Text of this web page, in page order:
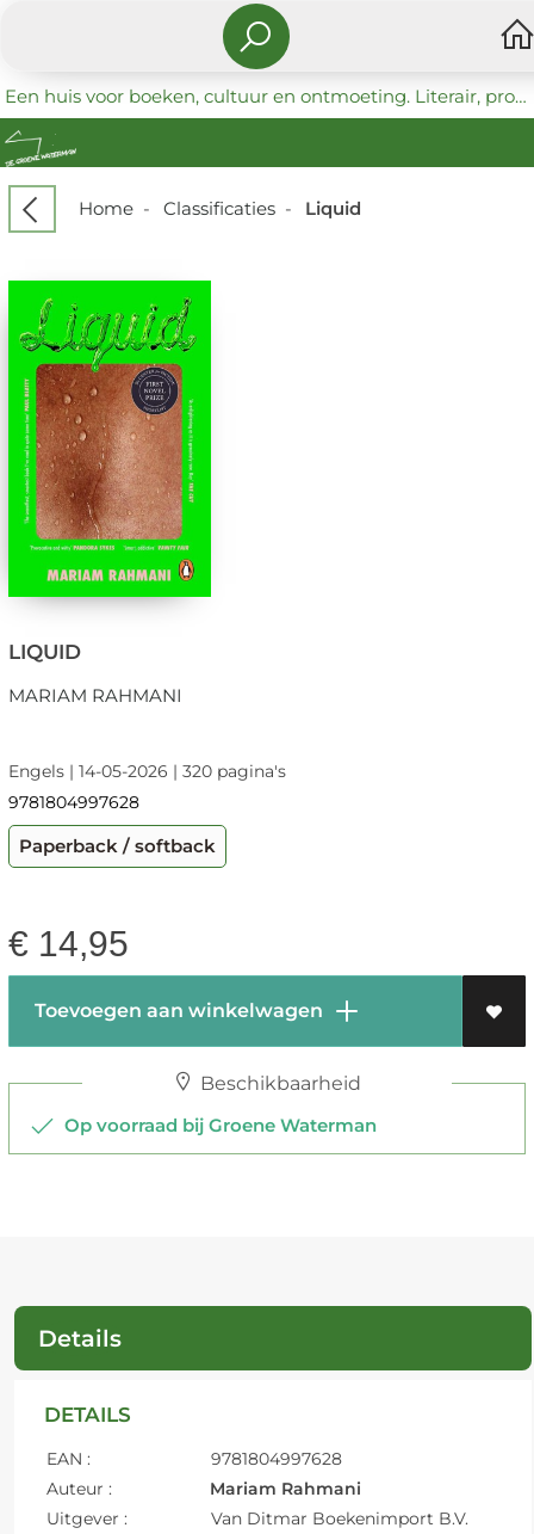
Een huis voor boeken, cultuur en ontmoeting. Literair, progressief en coöperatief.
Home- Classificaties- Liquid
LIQUID
MARIAM RAHMANI
Engels | 14-05-2026 | 320 pagina's
9781804997628
Paperback / softback
€ 14,95
Toevoegen aan winkelwagen
Beschikbaarheid
Op voorraad bij Groene Waterman
Details
DETAILS
EAN :
9781804997628
Auteur :
Mariam Rahmani
Uitgever :
Van Ditmar Boekenimport B.V.